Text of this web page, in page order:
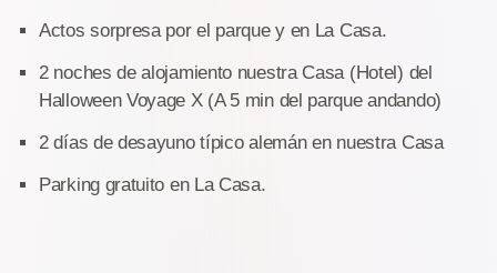
Actos sorpresa por el parque y en La Casa.
2 noches de alojamiento nuestra Casa (Hotel) del
Halloween Voyage X (A 5 min del parque andando)
2 días de desayuno típico alemán en nuestra Casa
Parking gratuito en La Casa.